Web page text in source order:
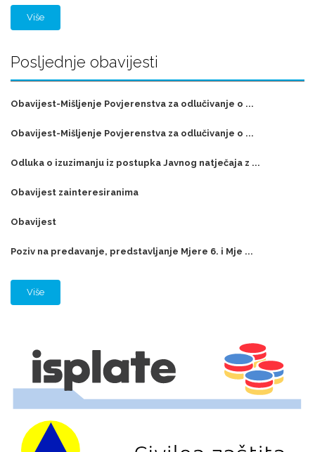
Više
Posljednje obavijesti
Obavijest-Mišljenje Povjerenstva za odlučivanje o ...
Obavijest-Mišljenje Povjerenstva za odlučivanje o ...
Odluka o izuzimanju iz postupka Javnog natječaja z ...
Obavijest zainteresiranima
Obavijest
Poziv na predavanje, predstavljanje Mjere 6. i Mje ...
Više